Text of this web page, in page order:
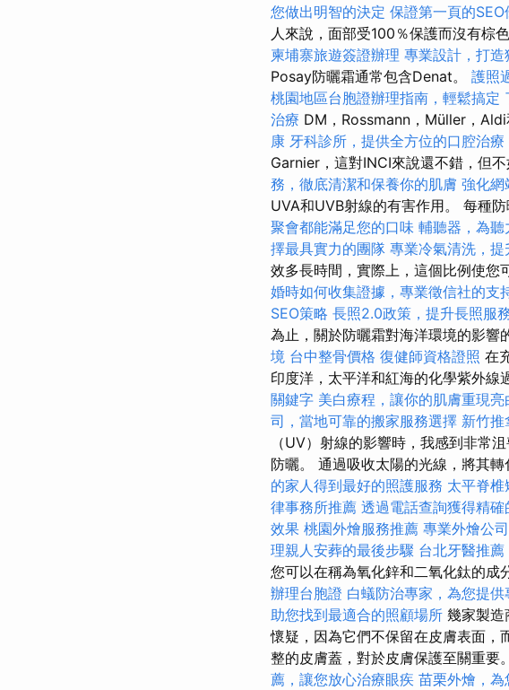
您做出明智的決定 保證第一頁的SEO
人來說，面部受100％保護而沒有棕
柬埔寨旅遊簽證辦理 專業設計，打
Posay防曬霜通常包含Denat。 護照
桃園地區台胞證辦理指南，輕鬆搞定
治療 DM，Rossmann，Müller，
康 牙科診所，提供全方位的口腔治療
Garnier，這對INCI來說還不錯，但不
務，徹底清潔和保養你的肌膚 強化網
UVA和UVB射線的有害作用。 每種
聚會都能滿足您的口味 輔聽器，為
擇最具實力的團隊 專業冷氣清洗，提
效多長時間，實際上，這個比例使您
婚時如何收集證據，專業徵信社的支
SEO策略 長照2.0政策，提升長照服
為止，關於防曬霜對海洋環境的影響
境 台中整骨價格 復健師資格證照 在
印度洋，太平洋和紅海的化學紫外線
關鍵字 美白療程，讓你的肌膚重現亮
司，當地可靠的搬家服務選擇 新竹推
（UV）射線的影響時，我感到非常
防曬。 通過吸收太陽的光線，將其
的家人得到最好的照護服務 太平脊椎
律事務所推薦 透過電話查詢獲得精確
效果 桃園外燴服務推薦 專業外燴公
理親人安葬的最後步驟 台北牙醫推
您可以在稱為氧化鋅和二氧化鈦的成
辦理台胞證 白蟻防治專家，為您提
助您找到最適合的照顧場所 幾家製造
懷疑，因為它們不保留在皮膚表面，
整的皮膚蓋，對於皮膚保護至關重要。
薦，讓您放心治療眼疾 苗栗外燴，